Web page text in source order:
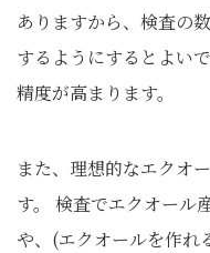
ありますから、検査の
するようにするとよい
精度が高まります。
また、理想的なエクオ
す。 検査でエクオール
や、(エクオールを作れ